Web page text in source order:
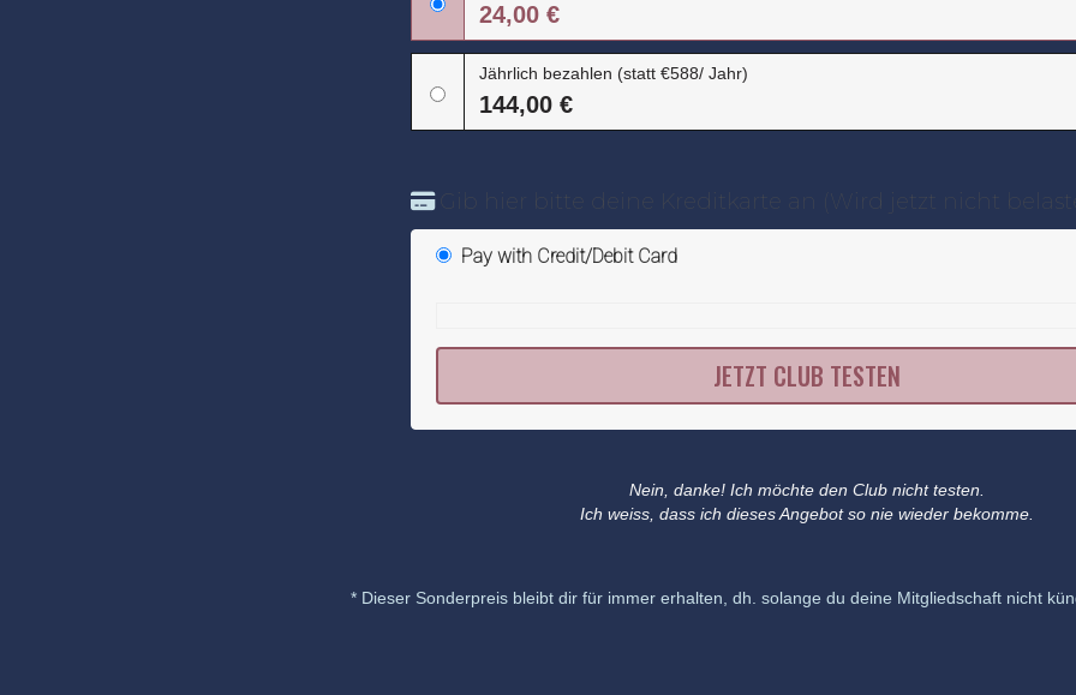
24,00 €
Jährlich bezahlen (statt €588/ Jahr)
144,00 €
Gib hier bitte deine Kreditkarte an (Wird jetzt nicht
Pay with Credit/Debit Card
JETZT CLUB TESTEN
Nein, danke! Ich möchte den Club nicht testen.
Ich weiss, dass ich dieses Angebot so nie wieder bekomme.
* Dieser Sonderpreis bleibt dir für immer erhalten, dh. solange du deine Mitgliedschaft nicht